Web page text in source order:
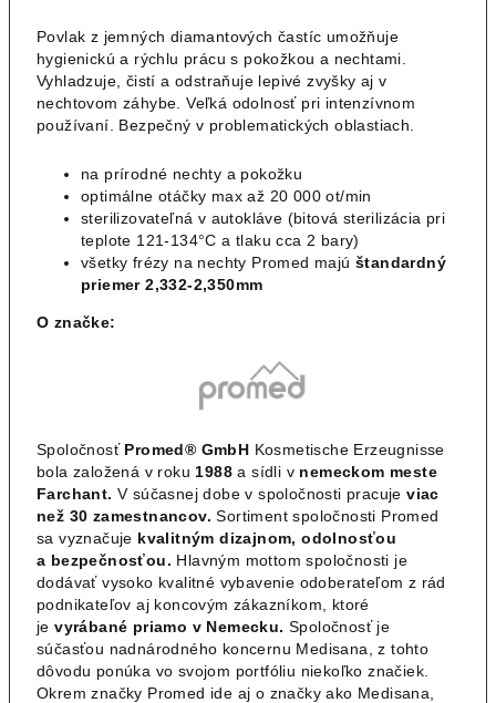
Povlak z jemných diamantových častíc umožňuje
hygienickú a rýchlu prácu s pokožkou a nechtami.
Vyhladzuje, čistí a odstraňuje lepivé zvyšky aj v
nechtovom záhybe. Veľká odolnosť pri intenzívnom
používaní. Bezpečný v problematických oblastiach.
na prírodné nechty a pokožku
optimálne otáčky max až 20 000 ot/min
sterilizovateľná v autokláve (bitová sterilizácia pri
teplote 121-134°C a tlaku cca 2 bary)
všetky frézy na nechty Promed majú štandardný
priemer 2,332-2,350mm
O značke:
Spoločnosť Promed® GmbH Kosmetische Erzeugnisse
bola založená v roku 1988 a sídli v nemeckom meste
Farchant. V súčasnej dobe v spoločnosti pracuje viac
než 30 zamestnancov. Sortiment spoločnosti Promed
sa vyznačuje kvalitným dizajnom, odolnosťou
a bezpečnosťou. Hlavným mottom spoločnosti je
dodávať vysoko kvalitné vybavenie odoberateľom z rád
podnikateľov aj koncovým zákazníkom, ktoré
je vyrábané priamo v Nemecku. Spoločnosť je
súčasťou nadnárodného koncernu Medisana, z tohto
dôvodu ponúka vo svojom portfóliu niekoľko značiek.
Okrem značky Promed ide aj o značky ako Medisana,